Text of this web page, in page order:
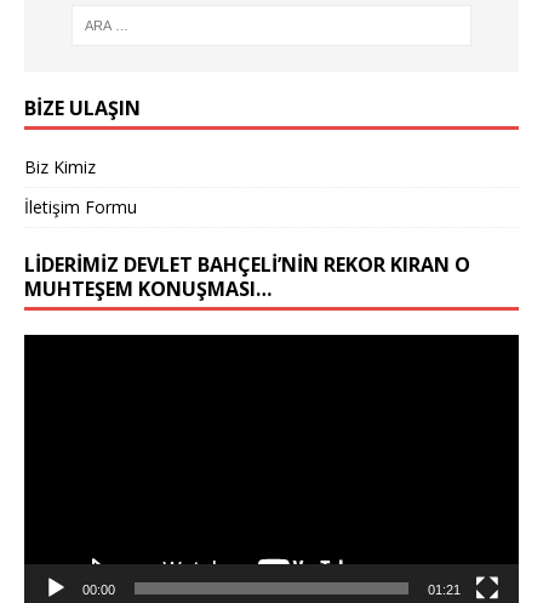
BİZE ULAŞIN
Biz Kimiz
İletişim Formu
LIDERIMIZ DEVLET BAHÇELİ’NIN REKOR KIRAN O
MUHTEŞEM KONUŞMASI…
00:00 01:21